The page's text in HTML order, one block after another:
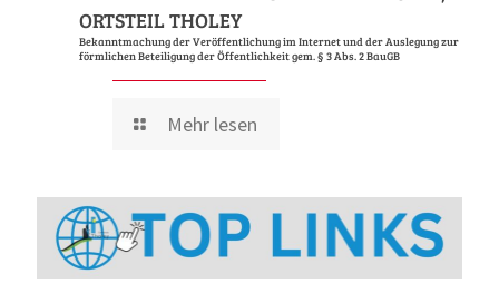
ORTSTEIL THOLEY
Bekanntmachung der Veröffentlichung im Internet und der Auslegung zur
förmlichen Beteiligung der Öffentlichkeit gem. § 3 Abs. 2 BauGB
Mehr lesen